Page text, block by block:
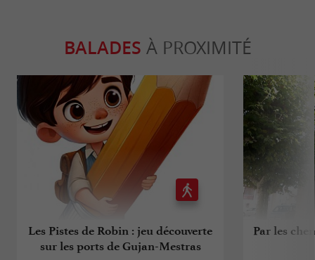
BALADES À PROXIMITÉ
Les Pistes de Robin : jeu découverte
sur les ports de Gujan-Mestras
Par les